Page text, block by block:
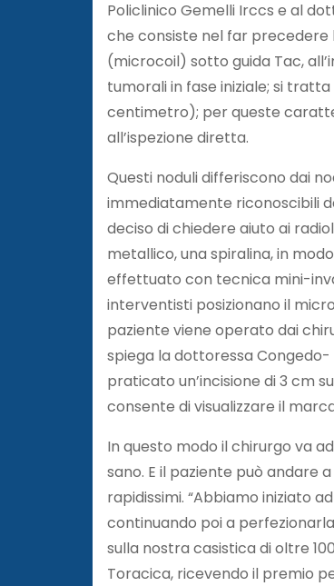
Policlinico Gemelli Irccs e al
che consiste nel far precedere
(microcoil) sotto guida Tac,
tumorali in fase iniziale; si
centimetro); per queste
all’ispezione diretta.
Questi noduli differiscono dai
immediatamente riconoscibili
deciso di chiedere aiuto ai
metallico, una spiralina, in
effettuato con tecnica mini-
interventisti posizionano il
paziente viene operato dai
spiega la dottoressa
praticato un’incisione di 3 cm
consente di visualizzare il
In questo modo il chirurgo va
sano. E il paziente può andare
rapidissimi. “Abbiamo iniziato
continuando poi a
sulla nostra casistica di oltre
Toracica, ricevendo il premio